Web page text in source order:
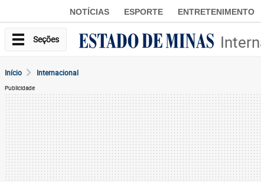
NOTÍCIAS ESPORTE ENTRETENIMENTO
Seções
Início Internacional
Publicidade